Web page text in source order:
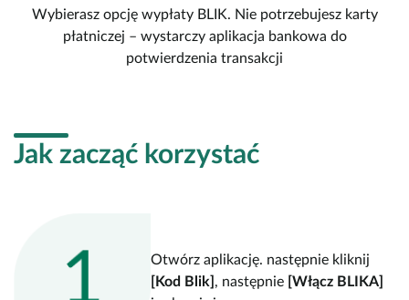
Wybierasz opcję wypłaty BLIK. Nie potrzebujesz karty
płatniczej – wystarczy aplikacja bankowa do
potwierdzenia transakcji
Jak zacząć korzystać
Otwórz aplikację. następnie kliknij
[Kod Blik] , następnie [Włącz BLIKA]